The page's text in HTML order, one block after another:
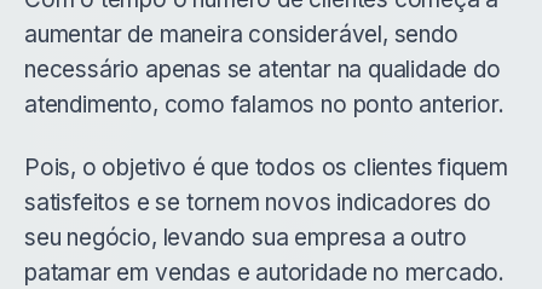
aumentar de maneira considerável, sendo
necessário apenas se atentar na qualidade do
atendimento, como falamos no ponto anterior.
Pois, o objetivo é que todos os clientes fiquem
satisfeitos e se tornem novos indicadores do
seu negócio, levando sua empresa a outro
patamar em vendas e autoridade no mercado.